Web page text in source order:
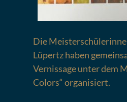
Die
Lüpertz haben
Vernissage unter dem
Colors“ organisiert.